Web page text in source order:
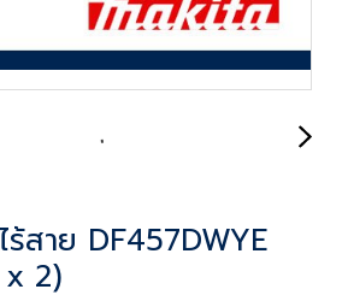
ร้สาย DF457DWYE
2)